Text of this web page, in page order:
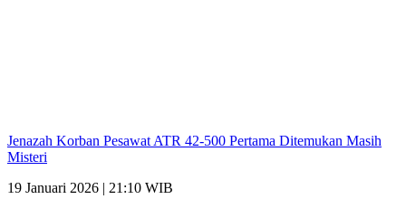
Jenazah Korban Pesawat ATR 42-500 Pertama Ditemukan Masih
Misteri
19 Januari 2026 | 21:10 WIB